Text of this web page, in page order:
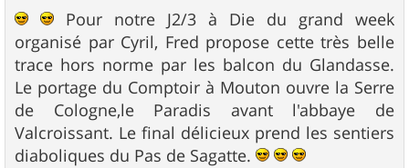
s
a
g
e
Pour notre J2/3 à Die du grand week
organisé par Cyril, Fred propose cette très belle
trace hors norme par les balcon du Glandasse.
Le portage du Comptoir à Mouton ouvre la Serre
de Cologne,le Paradis avant l'abbaye de
Valcroissant. Le final délicieux prend les sentiers
diaboliques du Pas de Sagatte.